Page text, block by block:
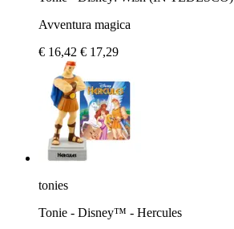
Avventura magica
€ 16,42 € 17,29
tonies
Tonie - Disney™ - Hercules